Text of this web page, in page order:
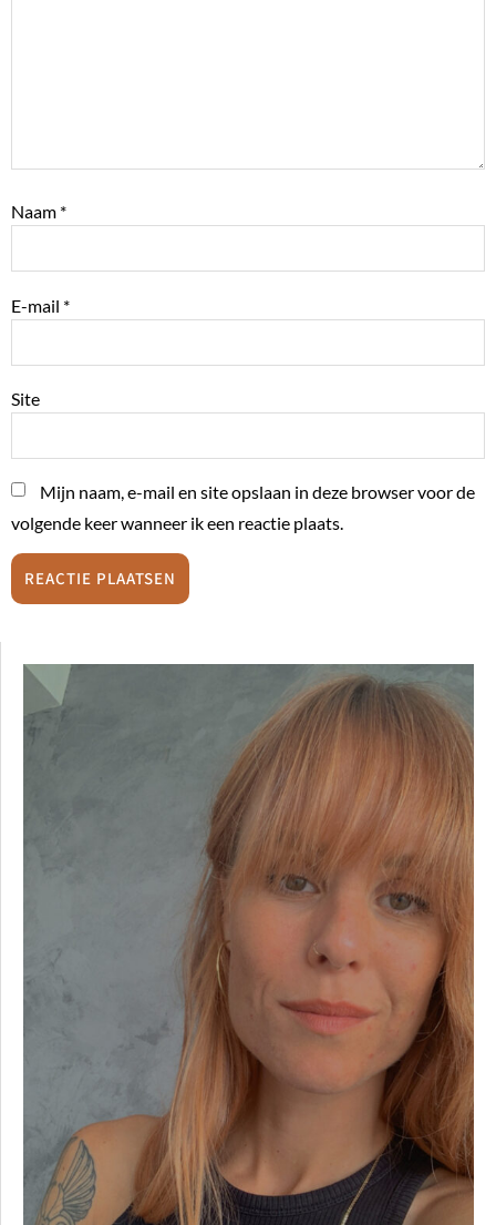
Naam *
E-mail *
Site
Mijn naam, e-mail en site opslaan in deze browser voor de
volgende keer wanneer ik een reactie plaats.